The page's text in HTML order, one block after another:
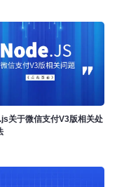
关于微信支付V3版相关处